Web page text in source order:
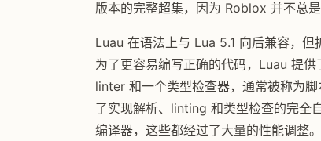
版本的完整超集，因为 Roblox 并不总
Luau 在语法上与 Lua 5.1 向后兼容，但
为了更容易编写正确的代码，Luau 提
linter 和一个类型检查器，通常被称为脚
了实现解析、linting 和类型检查的完全
编译器，这些都经过了大量的性能调整